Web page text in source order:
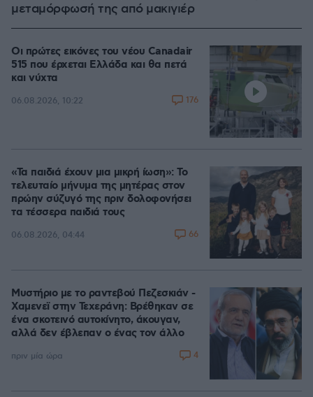
μεταμόρφωσή της από μακιγιέρ
Οι πρώτες εικόνες του νέου Canadair
515 που έρχεται Ελλάδα και θα πετά
και νύχτα
06.08.2026, 10:22 176
«Τα παιδιά έχουν μια μικρή ίωση»: Το
τελευταίο μήνυμα της μητέρας στον
πρώην σύζυγό της πριν δολοφονήσει
τα τέσσερα παιδιά τους
06.08.2026, 04:44 66
Μυστήριο με το ραντεβού Πεζεσκιάν -
Χαμενεϊ στην Τεχεράνη: Βρέθηκαν σε
ένα σκοτεινό αυτοκίνητο, άκουγαν,
αλλά δεν έβλεπαν ο ένας τον άλλο
πριν μία ώρα 4